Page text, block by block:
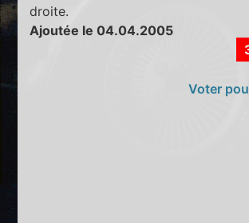
droite.
Ajoutée le 04.04.2005
Voter